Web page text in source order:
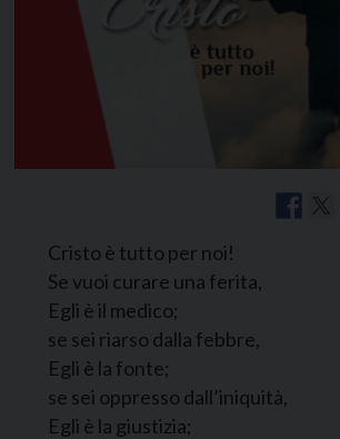
Cristo è tutto per noi!
Se vuoi curare una ferita,
Egli è il medico;
se sei riarso dalla febbre,
Egli è la fonte;
se sei oppresso dall’iniquità,
Egli è la giustizia;